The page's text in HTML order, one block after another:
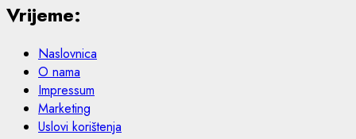
Vrijeme:
Naslovnica
O nama
Impressum
Marketing
Uslovi korištenja